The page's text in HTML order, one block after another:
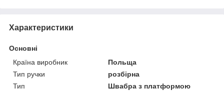
Характеристики
Основні
Країна виробник
Польща
Тип ручки
розбірна
Тип
Швабра з платформою